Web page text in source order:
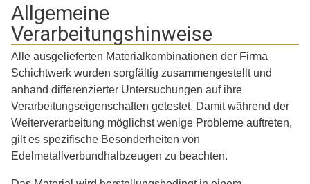
Allgemeine
Verarbeitungshinweise
Alle ausgelieferten Materialkombinationen der Firma
Schichtwerk wurden sorgfältig zusammengestellt und
anhand differenzierter Untersuchungen auf ihre
Verarbeitungseigenschaften getestet. Damit während der
Weiterverarbeitung möglichst wenige Probleme auftreten,
gilt es spezifische Besonderheiten von
Edelmetallverbundhalbzeugen zu beachten.